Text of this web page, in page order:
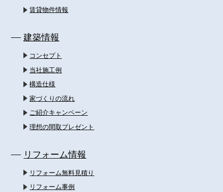
賃貸物件情報
建築情報
コンセプト
当社施工例
構造仕様
家づくりの流れ
ご紹介キャンペーン
理想の間取プレゼント
リフォーム情報
リフォーム無料見積り
リフォーム事例